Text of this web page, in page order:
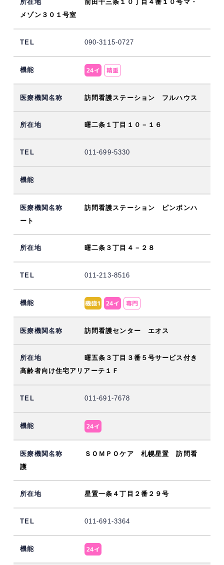
前田十三条１０丁目４番１０号マ・
メゾン３０１号室
090-3115-0727
訪問看護ステーション フルハウス
曙二条１丁目１０－１６
011-699-5330
訪問看護ステーション ピンポンハ
ート
曙二条３丁目４－２８
011-213-8516
訪問看護センター エオス
曙五条３丁目３番５号サービス付き
高齢者向け住宅アリアーテ１Ｆ
011-691-7678
ＳＯＭＰＯケア 札幌星置 訪問看
護
星置一条４丁目２番２９号
011-691-3364